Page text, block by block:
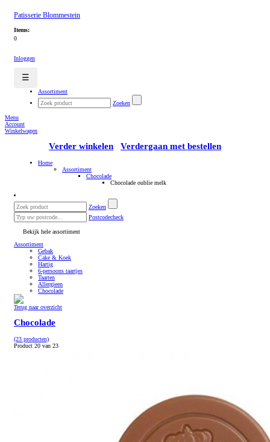
Patisserie Blommestein
Items:
0
Inloggen
☰
Assortiment
Zoeken
Menu
Account
Winkelwagen
Verder winkelen Verdergaan met bestellen
Home
Assortiment
Chocolade
Chocolade oublie melk
Zoeken
Postcodecheck
Bekijk hele assortiment
Assortiment
Gebak
Cake & Koek
Hartig
6-persoons taartjes
Taarten
Allergieen
Chocolade
Terug naar overzicht
Chocolade
(23 producten)
Product 20 van 23